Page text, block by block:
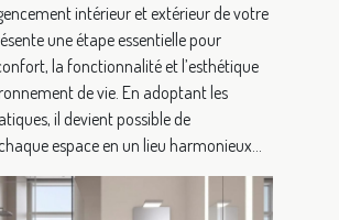
intérieur et extérieur de votre
une étape essentielle pour
la fonctionnalité et l’esthétique
de vie. En adoptant les
il devient possible de
espace en un lieu harmonieux...